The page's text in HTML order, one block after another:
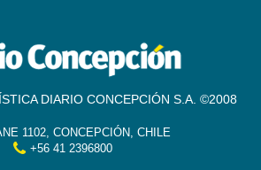
DIARIO CONCEPCIÓN S.A. ©2008
1102, CONCEPCIÓN, CHILE
+56 41 2396800